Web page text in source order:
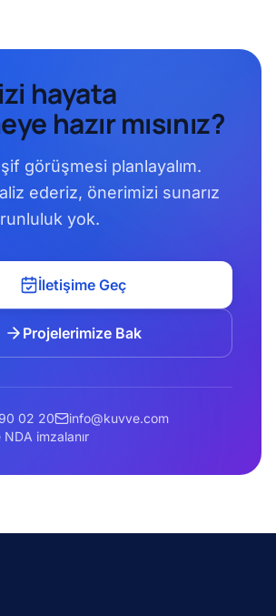
hayata
hazır mısınız?
görüşmesi planlayalım.
ederiz, önerimizi sunarız
yok.
İletişime Geç
Projelerimize Bak
02 20
info@kuvve.com
imzalanır